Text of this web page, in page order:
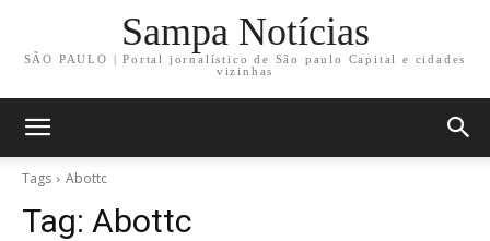
Sampa Notícias
SÃO PAULO | Portal jornalístico de São paulo Capital e cidades
vizinhas
Tags Abottc
Tag: Abottc